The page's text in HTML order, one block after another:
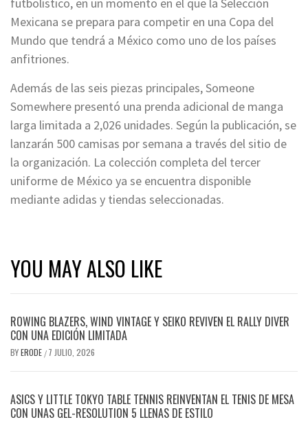
Mexicana se prepara para competir en una Copa del
Mundo que tendrá a México como uno de los países
anfitriones.
Además de las seis piezas principales, Someone
Somewhere presentó una prenda adicional de manga
larga limitada a 2,026 unidades. Según la publicación, se
lanzarán 500 camisas por semana a través del sitio de
la organización. La colección completa del tercer
uniforme de México ya se encuentra disponible
mediante adidas y tiendas seleccionadas.
YOU MAY ALSO LIKE
ROWING BLAZERS, WIND VINTAGE Y SEIKO REVIVEN EL RALLY DIVER
CON UNA EDICIÓN LIMITADA
BYERODE / 7 JULIO, 2026
ASICS Y LITTLE TOKYO TABLE TENNIS REINVENTAN EL TENIS DE MESA
CON UNAS GEL-RESOLUTION 5 LLENAS DE ESTILO